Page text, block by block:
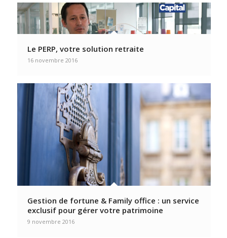
Le PERP, votre solution retraite
16 novembre 2016
Gestion de fortune & Family office : un service
exclusif pour gérer votre patrimoine
9 novembre 2016